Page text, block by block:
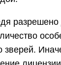
разрешено
зверей.